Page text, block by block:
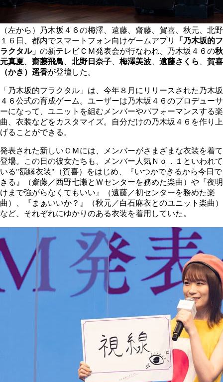
（左から）乃木坂４６の梅澤、遠藤、齋藤、賀喜、秋元、北野
１６日、都内でスマートフォン向けゲームアプリ
「乃木坂的フ
ラクタル」 の新テレビＣＭ発表会が行なわれ、乃木坂４６の秋
元真夏
齋藤飛鳥 北野日奈子 梅澤美波 遠藤さくら 、賀喜
（かき）遥香が登壇した。
「乃木坂的フラクタル」は、今年８月にリリースされた乃木坂
４６公式の育成ゲーム。ユーザーは乃木坂４６のプロデューサ
ーになって、ユニットを組むメンバーやパフォーマンスする楽
曲、衣装などをカスタマイズ。自分だけの乃木坂４６を作り上
げることができる。
発表された新しいＣＭには、メンバーがさまざまな衣装を着て
登場。この日の彼女たちも、メンバー人気Ｎｏ．１といわれて
いる"額縁衣装"（賀喜）をはじめ、『いつかできるから今日で
きる』（齋藤／西野七瀬とＷセンターを務めた楽曲）や『夜明
けまで強がらなくてもいい』（遠藤／初センターを務めた楽
曲）、『まぁいいか？』（秋元／白石麻衣とのユニット楽曲）
など、それぞれにゆかりのある衣装を着用していた。